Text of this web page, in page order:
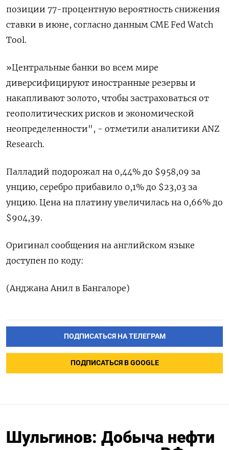
позиции 77-процентную вероятность снижения
ставки в июне, согласно данным CME Fed Watch
Tool.
»Центральные банки во всем мире
диверсифицируют иностранные резервы и
накапливают золото, чтобы застраховаться от
геополитических рисков и экономической
неопределенности", - отметили аналитики ANZ
Research.
Палладий подорожал на 0,44% до $958,09​​ за
унцию, серебро прибавило 0,1% до $23,03​ за
унцию. Цена на платину увеличилась на 0,66% до
$904,39.
Оригинал сообщения на английском языке
доступен по коду:
(Анджана Анил в Бангалоре)
ПОДПИСАТЬСЯ НА ТЕЛЕГРАМ
ПОДПИСАТЬСЯ В GOOGLE
Шульгинов: Добыча нефти